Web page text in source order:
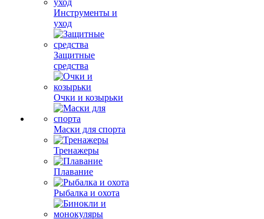
Инструменты и
уход
Защитные
средства
Очки и козырьки
Маски для спорта
Тренажеры
Плавание
Рыбалка и охота